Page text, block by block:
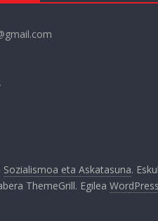
Sozialismoa eta Askatasuna.
ThemeGrill. Egilea WordPress